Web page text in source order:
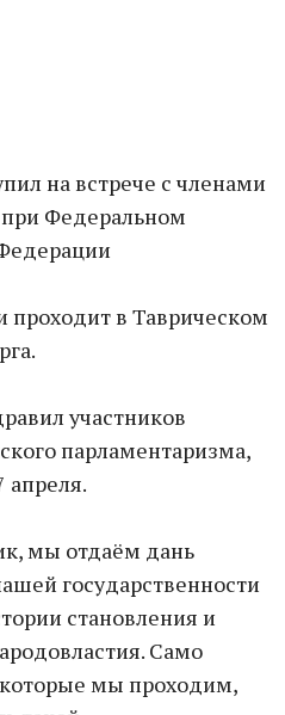
на встрече с членами
Федеральном
проходит в Таврическом
участников
парламентаризма,
апреля.
мы отдаём дань
государственности
становления и
Само
мы проходим,